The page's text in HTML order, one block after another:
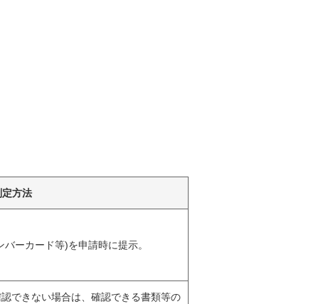
定方法
ーカード等)を申請時に提示。
できない場合は、確認できる書類等の